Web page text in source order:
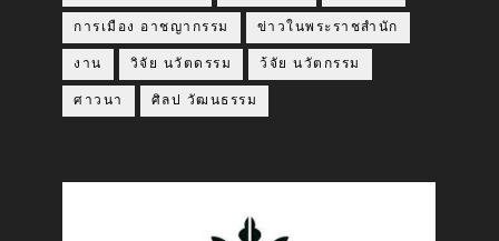
การเมือง อาชญากรรม ข่าวในพระราชสำนัก
งาน วิจัย นวัตดรรม ว้จัย นวัตกรรม
ศาวนา ศิลป วัฒนธรรม